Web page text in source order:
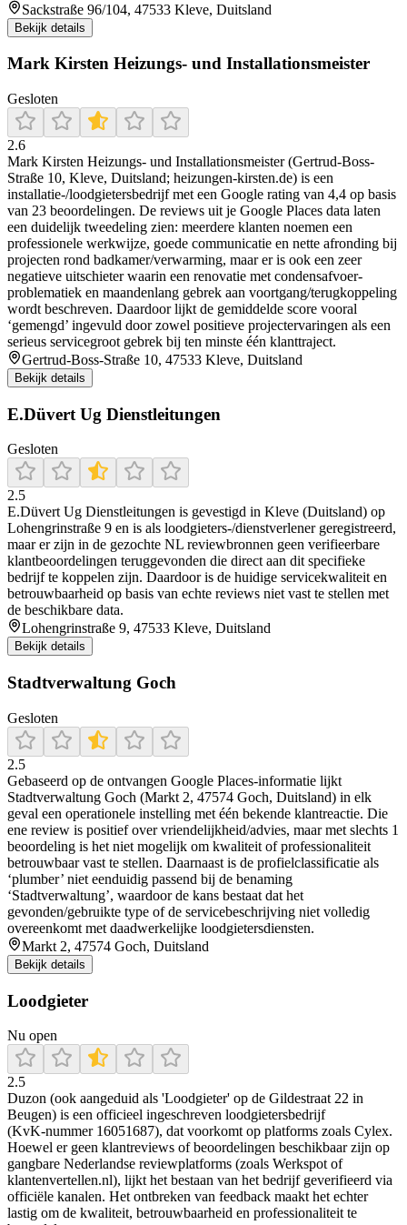
Sackstraße 96/104, 47533 Kleve, Duitsland
Bekijk details
Mark Kirsten Heizungs- und Installationsmeister
Gesloten
2.6
Mark Kirsten Heizungs- und Installationsmeister (Gertrud-Boss-
Straße 10, Kleve, Duitsland; heizungen-kirsten.de) is een
installatie-/loodgietersbedrijf met een Google rating van 4,4 op basis
van 23 beoordelingen. De reviews uit je Google Places data laten
een duidelijk tweedeling zien: meerdere klanten noemen een
professionele werkwijze, goede communicatie en nette afronding bij
projecten rond badkamer/verwarming, maar er is ook een zeer
negatieve uitschieter waarin een renovatie met condensafvoer-
problematiek en maandenlang gebrek aan voortgang/terugkoppeling
wordt beschreven. Daardoor lijkt de gemiddelde score vooral
‘gemengd’ ingevuld door zowel positieve projectervaringen als een
serieus servicegroot gebrek bij ten minste één klanttraject.
Gertrud-Boss-Straße 10, 47533 Kleve, Duitsland
Bekijk details
E.Düvert Ug Dienstleitungen
Gesloten
2.5
E.Düvert Ug Dienstleitungen is gevestigd in Kleve (Duitsland) op
Lohengrinstraße 9 en is als loodgieters-/dienstverlener geregistreerd,
maar er zijn in de gezochte NL reviewbronnen geen verifieerbare
klantbeoordelingen teruggevonden die direct aan dit specifieke
bedrijf te koppelen zijn. Daardoor is de huidige servicekwaliteit en
betrouwbaarheid op basis van echte reviews niet vast te stellen met
de beschikbare data.
Lohengrinstraße 9, 47533 Kleve, Duitsland
Bekijk details
Stadtverwaltung Goch
Gesloten
2.5
Gebaseerd op de ontvangen Google Places-informatie lijkt
Stadtverwaltung Goch (Markt 2, 47574 Goch, Duitsland) in elk
geval een operationele instelling met één bekende klantreactie. Die
ene review is positief over vriendelijkheid/advies, maar met slechts 1
beoordeling is het niet mogelijk om kwaliteit of professionaliteit
betrouwbaar vast te stellen. Daarnaast is de profielclassificatie als
‘plumber’ niet eenduidig passend bij de benaming
‘Stadtverwaltung’, waardoor de kans bestaat dat het
gevonden/gebruikte type of de servicebeschrijving niet volledig
overeenkomt met daadwerkelijke loodgietersdiensten.
Markt 2, 47574 Goch, Duitsland
Bekijk details
Loodgieter
Nu open
2.5
Duzon (ook aangeduid als 'Loodgieter' op de Gildestraat 22 in
Beugen) is een officieel ingeschreven loodgietersbedrijf
(KvK‑nummer 16051687), dat voorkomt op platforms zoals Cylex.
Hoewel er geen klantreviews of beoordelingen beschikbaar zijn op
gangbare Nederlandse reviewplatforms (zoals Werkspot of
klantenvertellen.nl), lijkt het bestaan van het bedrijf geverifieerd via
officiële kanalen. Het ontbreken van feedback maakt het echter
lastig om de kwaliteit, betrouwbaarheid en professionaliteit te